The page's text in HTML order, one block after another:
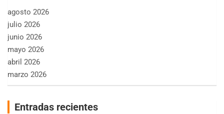
agosto 2026
julio 2026
junio 2026
mayo 2026
abril 2026
marzo 2026
Entradas recientes